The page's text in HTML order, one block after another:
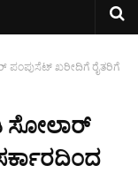
ಖರೀದಿಗೆ ರೈತರಿಗೆ
ಸೋಲಾರ್